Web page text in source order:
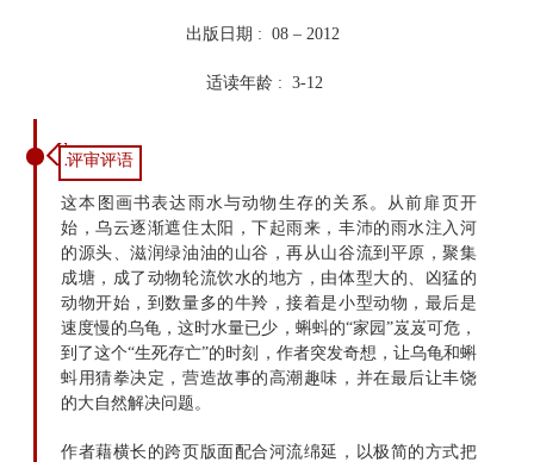
出版日期 : 08 – 2012
适读年龄 : 3-12
评审评语
这本图画书表达雨水与动物生存的关系。从前扉页开
始，乌云逐渐遮住太阳，下起雨来，丰沛的雨水注入河
的源头、滋润绿油油的山谷，再从山谷流到平原，聚集
成塘，成了动物轮流饮水的地方，由体型大的、凶猛的
动物开始，到数量多的牛羚，接着是小型动物，最后是
速度慢的乌龟，这时水量已少，蝌蚪的“家园”岌岌可危，
到了这个“生死存亡”的时刻，作者突发奇想，让乌龟和蝌
蚪用猜拳决定，营造故事的高潮趣味，并在最后让丰饶
的大自然解决问题。
作者藉横长的跨页版面配合河流绵延，以极简的方式把